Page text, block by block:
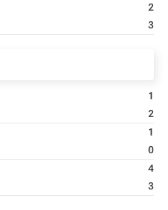
2
3
1
2
1
0
4
3